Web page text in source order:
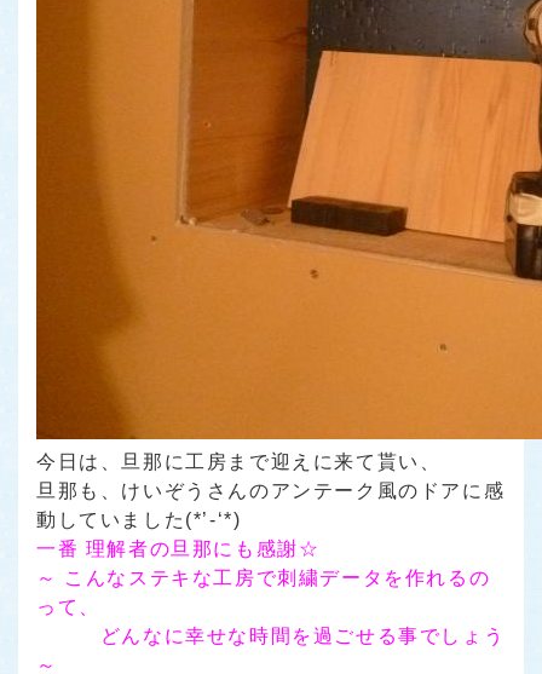
今日は、旦那に工房まで迎えに来て貰い、
旦那も、けいぞうさんのアンテーク風のドアに感
動していました(*’-‘*)
一番 理解者の旦那にも感謝☆
～ こんなステキな工房で刺繍データを作れるの
って、
どんなに幸せな時間を過ごせる事でしょう
～